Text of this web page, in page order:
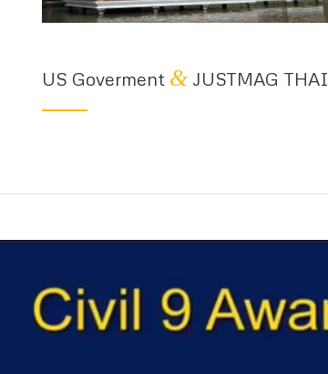
US Goverment &JUSTMAG THAI